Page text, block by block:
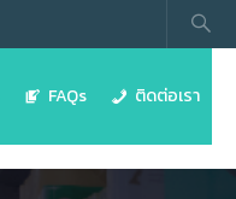
FAQs ติดต่อเรา